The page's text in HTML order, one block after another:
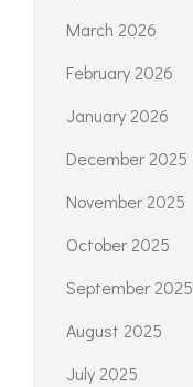
March 2026
February 2026
January 2026
December 2025
November 2025
October 2025
September 2025
August 2025
July 2025